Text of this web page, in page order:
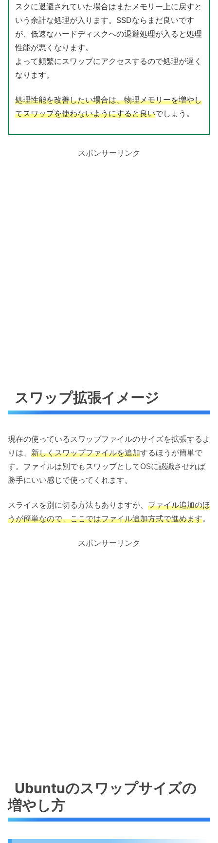
スクに退避されていた場合はまたメモリー上に戻すと
いう余計な処理が入ります。SSDならまだ良いです
が、低速なハードディスクへの退避処理が入ると処理
性能が悪くなります。
よって頻繁にスワップにアクセスするので処理が遅く
なります。
処理性能を改善したい場合は、物理メモリーを増やし
てスワップを使わないようにすると良いでしょう。
スポンサーリンク
スワップ拡張イメージ
現在の使っているスワップファイルのサイズを拡張するよ
りは、 新しくスワップファイルを追加するほうが簡単で
す。ファイルは別でもスワップとしてOSに認識させれば
勝手にいい感じで使ってくれます。
スライスを別に切る方法もありますが、 ファイル追加のほ
うが簡単なので、ここではファイル追加方式で進めます。
スポンサーリンク
Ubuntuのスワップサイズの
増やし方